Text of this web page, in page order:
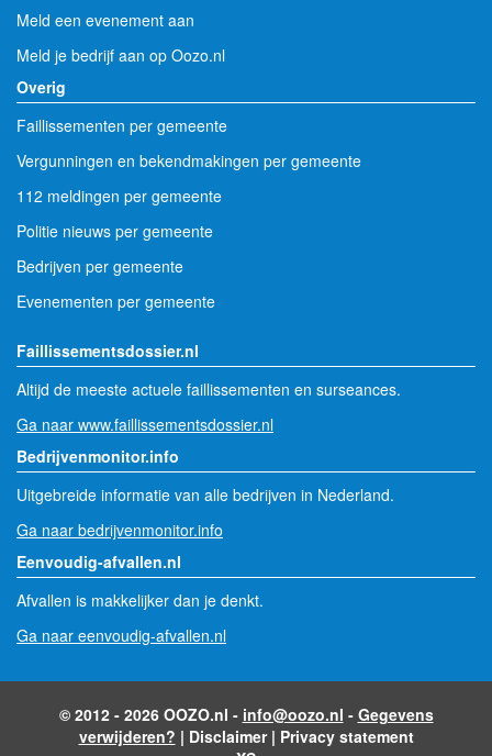
Meld een evenement aan
Meld je bedrijf aan op Oozo.nl
Overig
Faillissementen per gemeente
Vergunningen en bekendmakingen per gemeente
112 meldingen per gemeente
Politie nieuws per gemeente
Bedrijven per gemeente
Evenementen per gemeente
Faillissementsdossier.nl
Altijd de meeste actuele faillissementen en surseances.
Ga naar www.faillissementsdossier.nl
Bedrijvenmonitor.info
Uitgebreide informatie van alle bedrijven in Nederland.
Ga naar bedrijvenmonitor.info
Eenvoudig-afvallen.nl
Afvallen is makkelijker dan je denkt.
Ga naar eenvoudig-afvallen.nl
© 2012 - 2026 OOZO.nl - info@oozo.nl - Gegevens
verwijderen? | Disclaimer| Privacy statement